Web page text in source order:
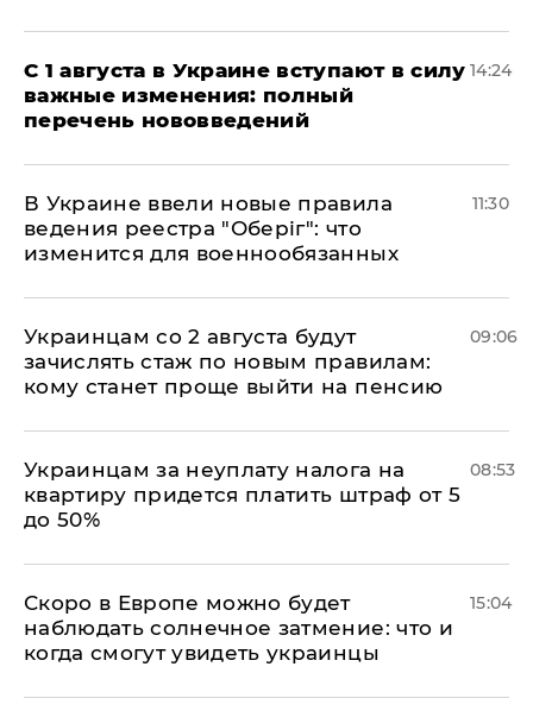
С 1 августа в Украине вступают в силу
важные изменения: полный
перечень нововведений
14:24
В Украине ввели новые правила
ведения реестра "Оберіг": что
изменится для военнообязанных
11:30
Украинцам со 2 августа будут
зачислять стаж по новым правилам:
кому станет проще выйти на пенсию
09:06
Украинцам за неуплату налога на
квартиру придется платить штраф от 5
до 50%
08:53
Скоро в Европе можно будет
наблюдать солнечное затмение: что и
когда смогут увидеть украинцы
15:04